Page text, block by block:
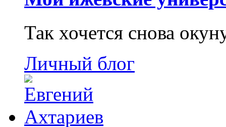
Так хочется снова
Личный блог